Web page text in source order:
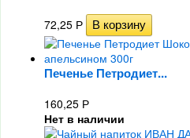
72,25 Р
Печенье Петродиет...
160,25 Р
Нет в наличии